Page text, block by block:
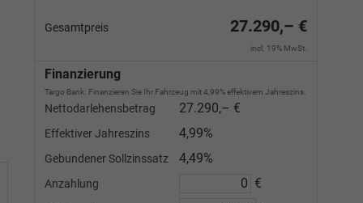
Gesamtpreis 27.290,– €
incl. 19% MwSt.
Finanzierung
Targo Bank. Finanzieren Sie Ihr Fahrzeug mit 4,99% effektivem Jahreszins.
Nettodarlehensbetrag 27.290,– €
Effektiver Jahreszins 4,99%
Gebundener Sollzinssatz 4,49%
Anzahlung €